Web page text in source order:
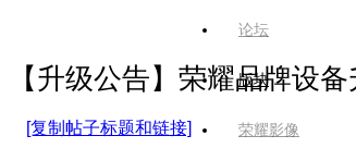
论坛
版块
荣耀影像
【升级公告】荣耀品牌设
[复制帖子标题和链接]